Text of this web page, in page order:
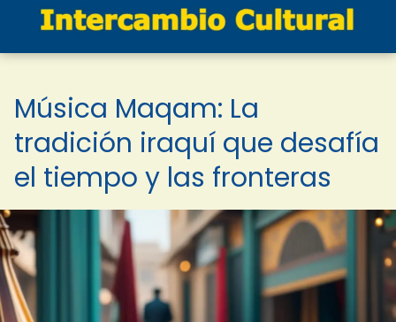
Música Maqam: La
tradición iraquí que desafía
el tiempo y las fronteras